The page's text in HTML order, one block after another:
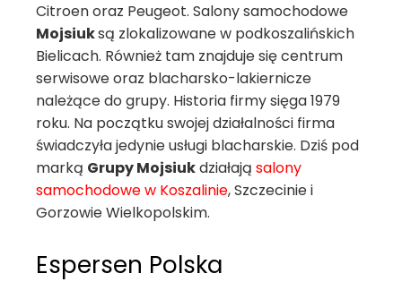
Citroen oraz Peugeot. Salony samochodowe
Mojsiuksą zlokalizowane w podkoszalińskich
Bielicach. Również tam znajduje się centrum
serwisowe oraz blacharsko-lakiernicze
należące do grupy. Historia firmy sięga 1979
roku. Na początku swojej działalności firma
świadczyła jedynie usługi blacharskie. Dziś pod
marką Grupy Mojsiukdziałają salony
samochodowe w Koszalinie, Szczecinie i
Gorzowie Wielkopolskim.
Espersen Polska